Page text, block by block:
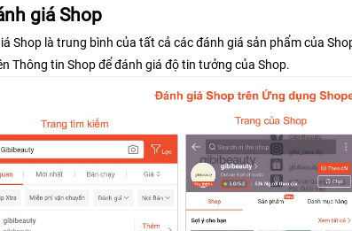
giá Shop
Shop là trung bình của tất cả các đánh giá sản phẩm của
Thông tin Shop để đánh giá độ tin tưởng của Shop.